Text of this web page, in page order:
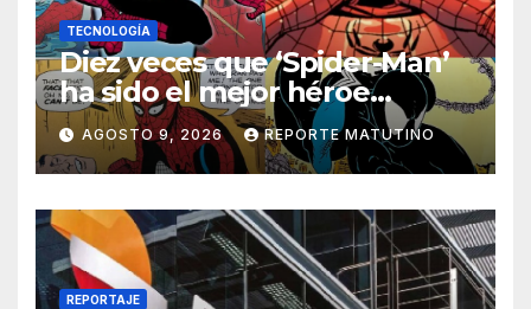
TECNOLOGÍA
Diez veces que ‘Spider-Man’
ha sido el mejor héroe
del cómic
AGOSTO 9, 2026 REPORTE MATUTINO
REPORTAJE